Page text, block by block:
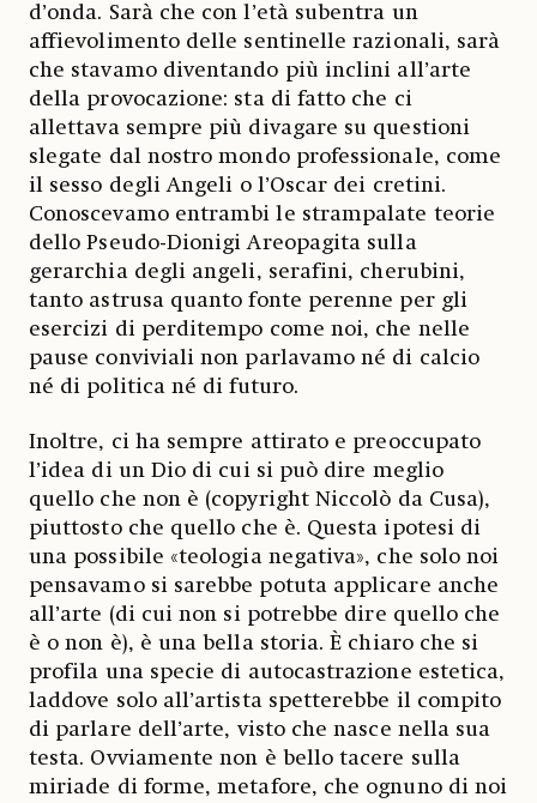
d’onda. Sarà che con l’età subentra un
affievolimento delle sentinelle razionali, sarà
che stavamo diventando più inclini all’arte
della provocazione: sta di fatto che ci
allettava sempre più divagare su questioni
slegate dal nostro mondo professionale, come
il sesso degli Angeli o l’Oscar dei cretini.
Conoscevamo entrambi le strampalate teorie
dello Pseudo-Dionigi Areopagita sulla
gerarchia degli angeli, serafini, cherubini,
tanto astrusa quanto fonte perenne per gli
esercizi di perditempo come noi, che nelle
pause conviviali non parlavamo né di calcio
né di politica né di futuro.
Inoltre, ci ha sempre attirato e preoccupato
l’idea di un Dio di cui si può dire meglio
quello che non è (copyright Niccolò da Cusa),
piuttosto che quello che è. Questa ipotesi di
una possibile «teologia negativa», che solo noi
pensavamo si sarebbe potuta applicare anche
all’arte (di cui non si potrebbe dire quello che
è o non è), è una bella storia. È chiaro che si
profila una specie di autocastrazione estetica,
laddove solo all’artista spetterebbe il compito
di parlare dell’arte, visto che nasce nella sua
testa. Ovviamente non è bello tacere sulla
miriade di forme, metafore, che ognuno di noi